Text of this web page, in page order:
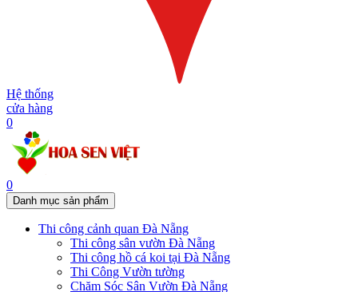
Hệ thống
cửa hàng
0
0
Danh mục sản phẩm
Thi công cảnh quan Đà Nẵng
Thi công sân vườn Đà Nẵng
Thi công hồ cá koi tại Đà Nẵng
Thi Công Vườn tường
Chăm Sóc Sân Vườn Đà Nẵng